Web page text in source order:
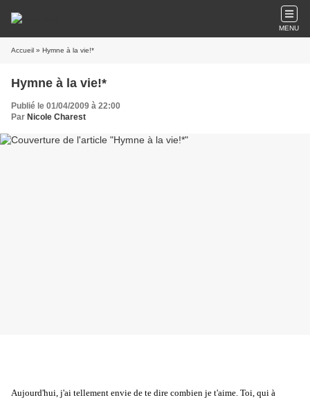
MENU
Accueil » Hymne à la vie!*
Hymne à la vie!*
Publié le 01/04/2009 à 22:00
Par Nicole Charest
Aujourd'hui, j'ai tellement envie de te dire combien je t'aime. Toi, qui à